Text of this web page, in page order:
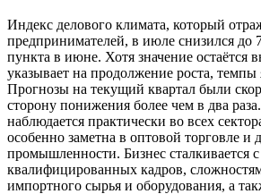
Индекс делового климата, который
предпринимателей, в июле снизился до
пункта в июне. Хотя значение остаётся
указывает на продолжение роста, темпы
Прогнозы на текущий квартал были
сторону понижения более чем в два
наблюдается практически во всех
особенно заметна в оптовой торговле
промышленности. Бизнес сталкивается с
квалифицированных кадров,
импортного сырья и оборудования, а